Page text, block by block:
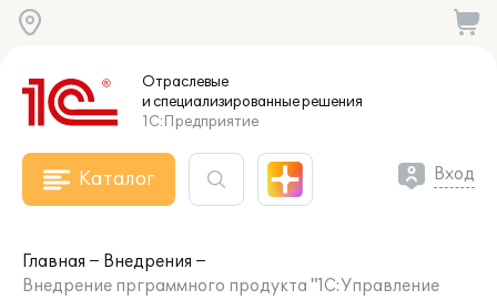
Отраслевые
и специализированныерешения
1С:Предприятие
Каталог Вход
Главная
Внедрения
Внедрение прграммного продукта "1С:Управление